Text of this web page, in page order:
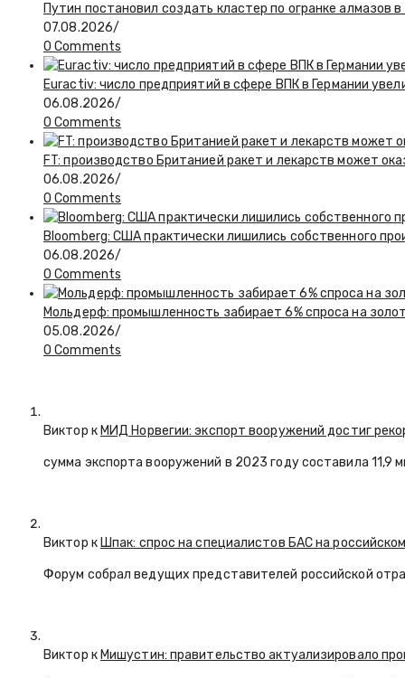
Путин постановил создать кластер по огранке алмазов
07.08.2026/
0 Comments
Euractiv: число предприятий в сфере ВПК в Германии
06.08.2026/
0 Comments
FT: производство Британией ракет и лекарств может
06.08.2026/
0 Comments
Bloomberg: США практически лишились собственного
06.08.2026/
0 Comments
Мольдерф: промышленность забирает 6% спроса на
05.08.2026/
0 Comments
Виктор кМИД Норвегии: экспорт вооружений достиг
сумма экспорта вооружений в 2023 году составила 11,9
Виктор кШпак: спрос на специалистов БАС на
Форум собрал ведущих представителей российской
Виктор кМишустин: правительство актуализировало